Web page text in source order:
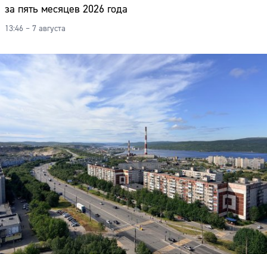
за пять месяцев 2026 года
13:46 – 7 августа